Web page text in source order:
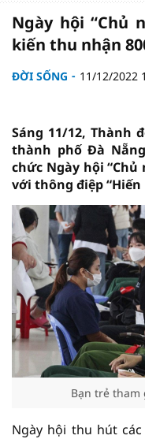
Ngày hội “Chủ
kiến thu nhận
ĐỜI SỐNG 11/12/2022
Sáng 11/12, Thành
thành phố Đà
chức Ngày hội
với thông điệp
Bạn trẻ tham
Ngày hội thu hút